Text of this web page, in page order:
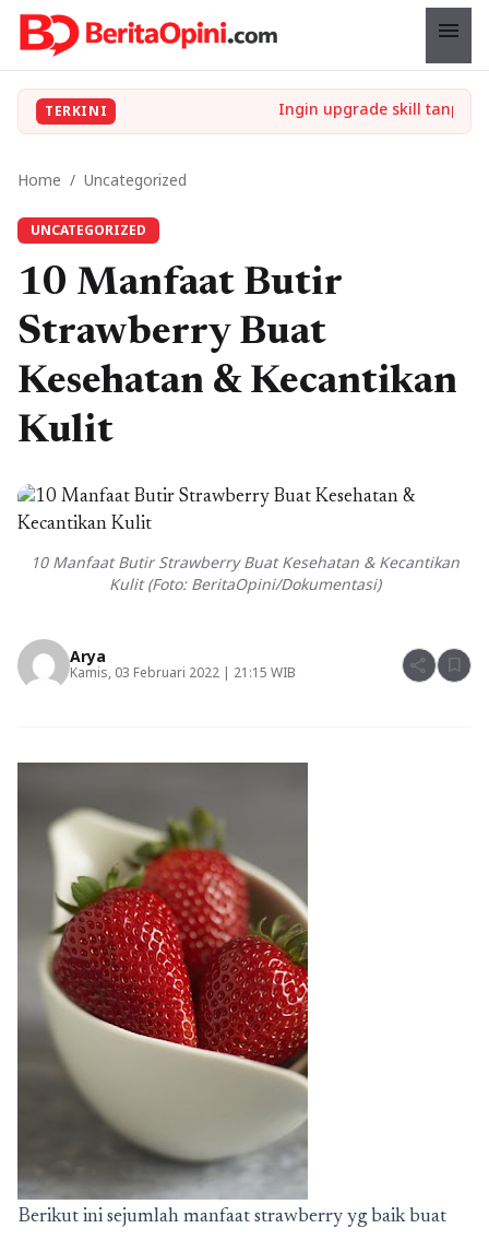
menu
TERKINI
Home / Uncategorized
UNCATEGORIZED
10 Manfaat Butir
Strawberry Buat
Kesehatan & Kecantikan
Kulit
10 Manfaat Butir Strawberry Buat Kesehatan & Kecantikan
Kulit (Foto: BeritaOpini/Dokumentasi)
Arya
Kamis, 03 Februari 2022 | 21:15 WIB share bookmark
Berikut ini sejumlah manfaat strawberry yg baik buat